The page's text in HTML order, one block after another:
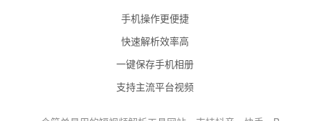
手机操作更便捷
快速解析效率高
一键保存手机相册
支持主流平台视频